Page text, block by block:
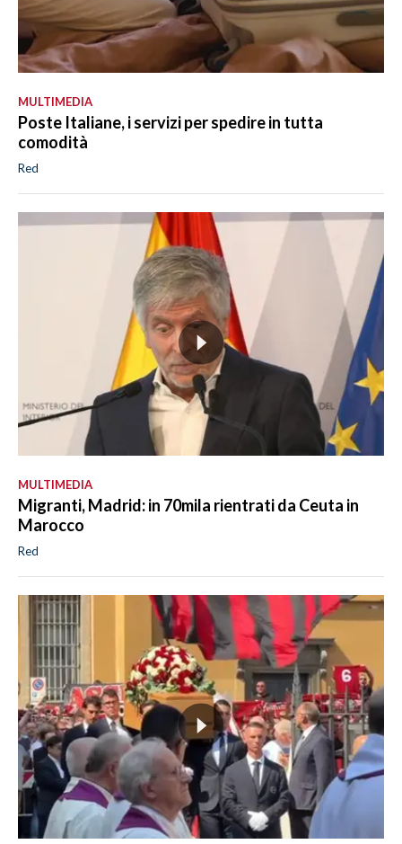
MULTIMEDIA
Poste Italiane, i servizi per spedire in tutta
comodità
Red
MULTIMEDIA
Migranti, Madrid: in 70mila rientrati da Ceuta in
Marocco
Red